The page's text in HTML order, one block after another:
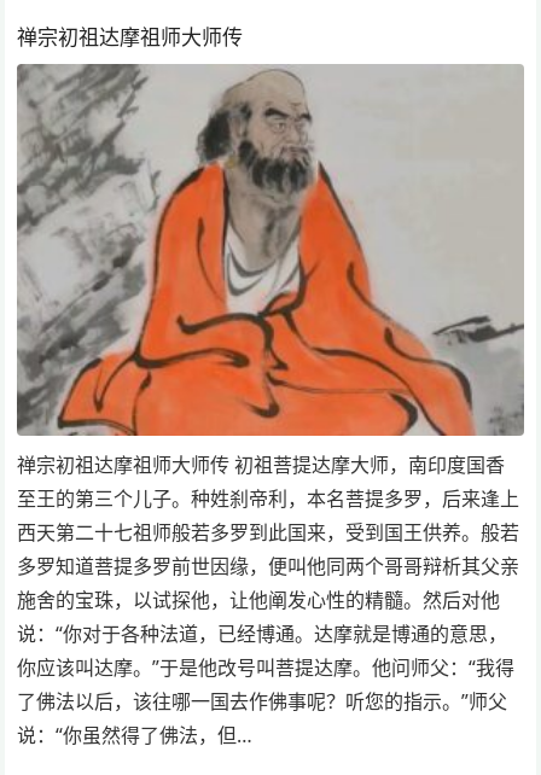
禅宗初祖达摩祖师大师传
禅宗初祖达摩祖师大师传 初祖菩提达摩大师，南印度国香
至王的第三个儿子。种姓刹帝利，本名菩提多罗，后来逢上
西天第二十七祖师般若多罗到此国来，受到国王供养。般若
多罗知道菩提多罗前世因缘，便叫他同两个哥哥辩析其父亲
施舍的宝珠，以试探他，让他阐发心性的精髓。然后对他
说：“你对于各种法道，已经博通。达摩就是博通的意思，
你应该叫达摩。”于是他改号叫菩提达摩。他问师父：“我得
了佛法以后，该往哪一国去作佛事呢？听您的指示。”师父
说：“你虽然得了佛法，但…